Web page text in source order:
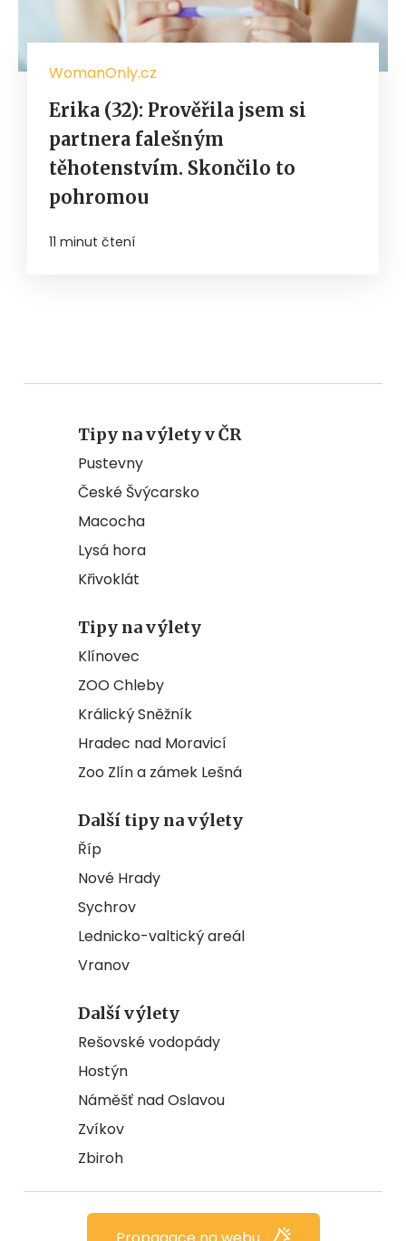
WomanOnly.cz
Erika (32): Prověřila jsem si
partnera falešným
těhotenstvím. Skončilo to
pohromou
11 minut čtení
Tipy na výlety v ČR
Pustevny
České Švýcarsko
Macocha
Lysá hora
Křivoklát
Tipy na výlety
Klínovec
ZOO Chleby
Králický Sněžník
Hradec nad Moravicí
Zoo Zlín a zámek Lešná
Další tipy na výlety
Říp
Nové Hrady
Sychrov
Lednicko-valtický areál
Vranov
Další výlety
Rešovské vodopády
Hostýn
Náměšť nad Oslavou
Zvíkov
Zbiroh